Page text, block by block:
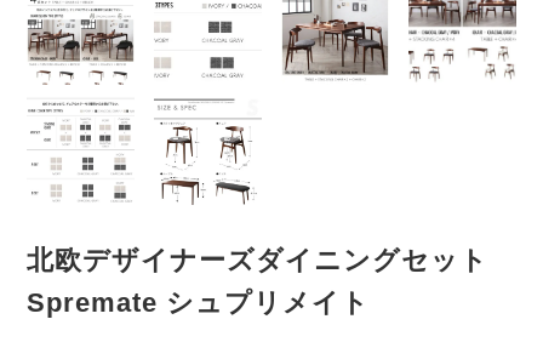
北欧デザイナーズダイニングセット
Spremate シュプリメイト